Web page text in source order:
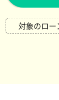
対象のロー